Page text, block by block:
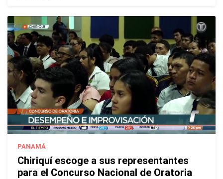
PANAMÁ
Chiriquí escoge a sus representantes
para el Concurso Nacional de Oratoria